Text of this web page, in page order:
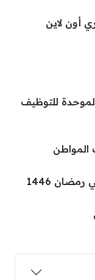
أون لاين
للتوظيف
المواطن
1446